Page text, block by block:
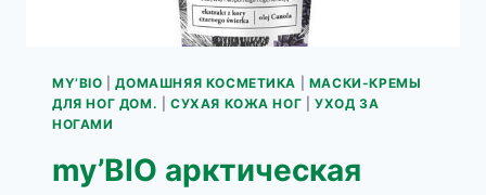
MY’BIO |ДОМАШНЯЯ КОСМЕТИКА
МАСКИ-КРЕМЫ
ДЛЯ НОГ ДОМ.
СУХАЯ КОЖА НОГ |УХОД ЗА
НОГАМИ
my’BIO арктическая